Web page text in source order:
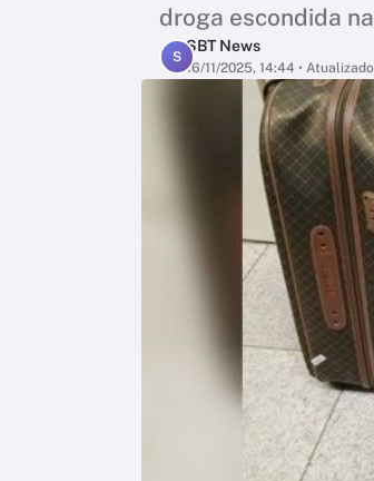
droga escondida
S
SBT News
16/11/2025, 14:44 •